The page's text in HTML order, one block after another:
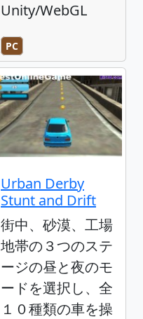
Unity/WebGL
PC
Urban Derby
Stunt and Drift
街中、砂漠、工場
地帯の３つのステ
ージの昼と夜のモ
ードを選択し、全
１０種類の車を操